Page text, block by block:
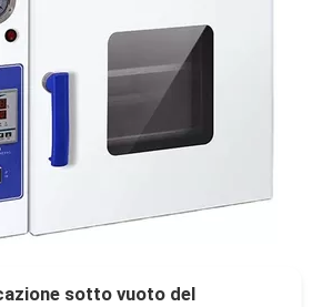
sotto vuoto del